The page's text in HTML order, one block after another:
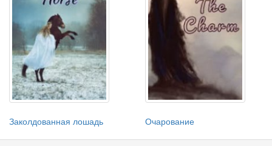
Заколдованная лошадь Очарование